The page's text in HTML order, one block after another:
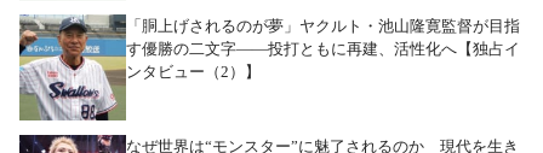
「胴上げされるのが夢」ヤクルト・池山隆寛監督が目指
す優勝の二文字――投打ともに再建、活性化へ【独占イ
ンタビュー（2）】
なぜ世界は“モンスター”に魅了されるのか 現代を生き